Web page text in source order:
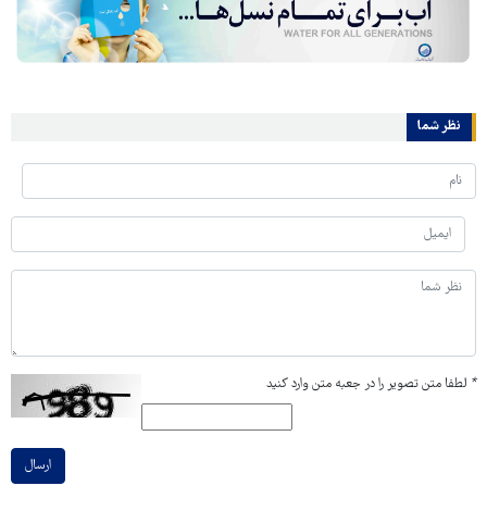
نظر شما
* لطفا متن تصویر را در جعبه متن وارد کنید
ارسال